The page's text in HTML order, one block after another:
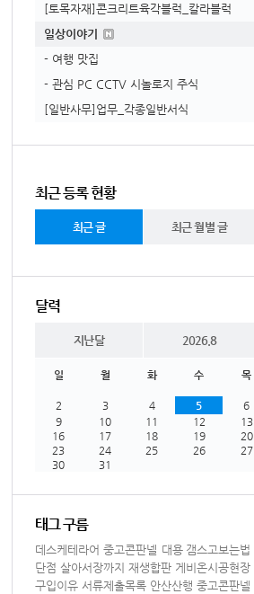
[토목자재]콘크리트육각블럭_칼라블럭
일상이야기
- 여행 맛집
- 관심 PC CCTV 시놀로지 주식
[일반사무]업무_각종일반서식
최근 등록 현황
최근 글 최근 월별 글
달력
지난달 2026.8
일 월 화 수 목
2
3 4 5 6
9
10 11 12 13
16
17 18 19 20
23
24 25 26 27
30
31
태그 구름
데스케테라어 중고콘판넬 대용 갬스고보는법
단점 살아서장까지 재생합판 게비온시공현장
구입이유 서류제출목록 안산산행 중고콘판넬